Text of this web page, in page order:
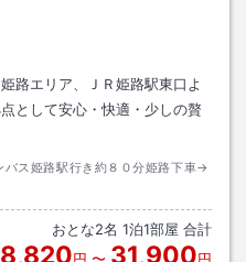
路エリア、ＪＲ姫路駅東口よ
として安心・快適・少しの贅
ス姫路駅行き約８０分姫路下車→
おとな2名 1泊1部屋 合計
8,820 31,900